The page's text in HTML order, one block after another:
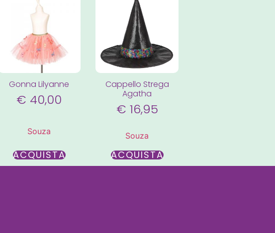
Gonna Lilyanne
€ 40,00
Souza
ACQUISTA
Cappello Strega
Agatha
€ 16,95
Souza
ACQUISTA